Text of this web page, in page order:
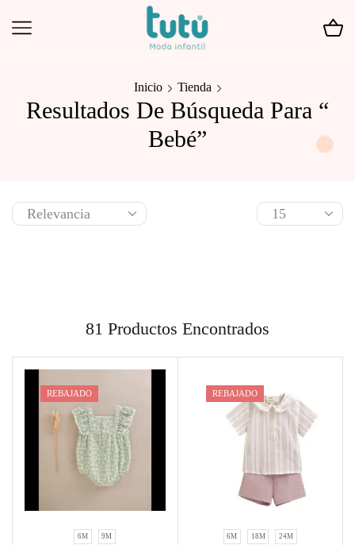
Inicio Tienda
Resultados De Búsqueda Para “
Bebé”
81 Productos Encontrados
REBAJADO
6M 9M
REBAJADO
6M 18M 24M